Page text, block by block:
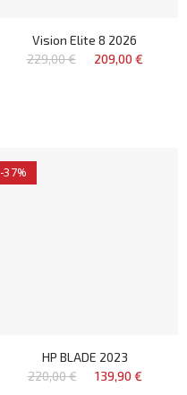
Vision Elite 8 2026
229,00 €
209,00 €
-37%
HP BLADE 2023
220,00 €
139,90 €